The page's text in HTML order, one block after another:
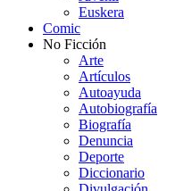
Euskera
Comic
No Ficción
Arte
Artículos
Autoayuda
Autobiografía
Biografía
Denuncia
Deporte
Diccionario